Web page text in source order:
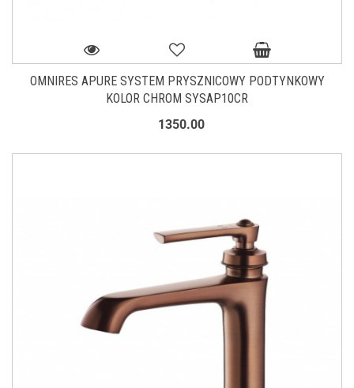
OMNIRES APURE SYSTEM PRYSZNICOWY PODTYNKOWY
KOLOR CHROM SYSAP10CR
1350.00